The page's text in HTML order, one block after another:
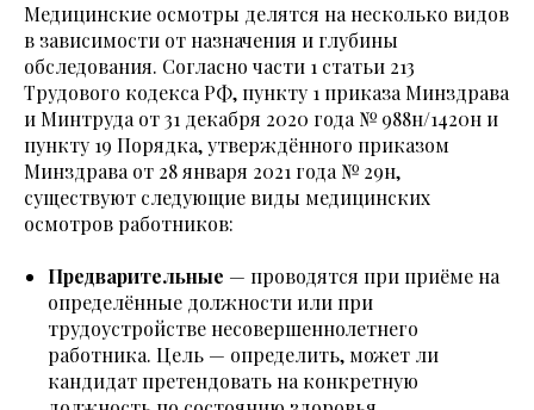
Медицинские осмотры делятся на несколько видов
в зависимости от назначения и глубины
обследования. Согласно части 1 статьи 213
Трудового кодекса РФ, пункту 1 приказа Минздрава
и Минтруда от 31 декабря 2020 года № 988н/1420н и
пункту 19 Порядка, утверждённого приказом
Минздрава от 28 января 2021 года № 29н,
существуют следующие виды медицинских
осмотров работников:
Предварительные — проводятся при приёме на
определённые должности или при
трудоустройстве несовершеннолетнего
работника. Цель — определить, может ли
кандидат претендовать на конкретную